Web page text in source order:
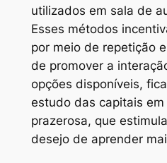
utilizados em sala de
Esses métodos
por meio de repetição
de promover a
opções disponíveis,
estudo das capitais
prazerosa, que
desejo de aprender